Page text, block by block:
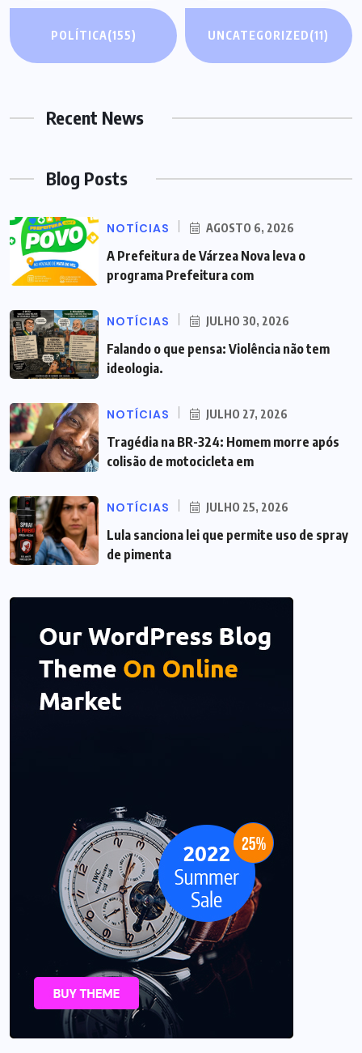
POLÍTICA(155) UNCATEGORIZED(11)
Recent News
Blog Posts
NOTÍCIAS AGOSTO 6, 2026
A Prefeitura de Várzea Nova leva o
programa Prefeitura com
NOTÍCIAS JULHO 30, 2026
Falando o que pensa: Violência não tem
ideologia.
NOTÍCIAS JULHO 27, 2026
Tragédia na BR-324: Homem morre após
colisão de motocicleta em
NOTÍCIAS JULHO 25, 2026
Lula sanciona lei que permite uso de spray
de pimenta